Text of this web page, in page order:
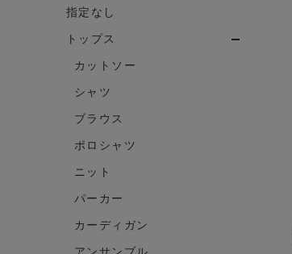
指定なし
トップス
カットソー
シャツ
ブラウス
ポロシャツ
ニット
パーカー
カーディガン
アンサンブル